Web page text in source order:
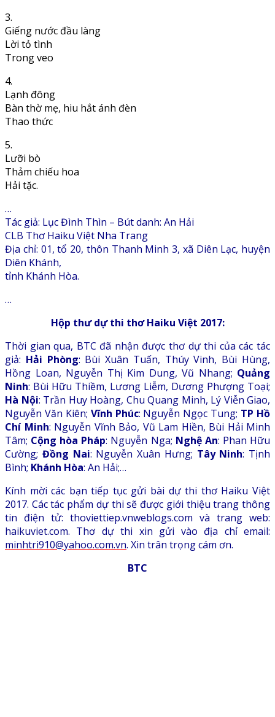
3.
Giếng nước đầu làng
Lời tỏ tình
Trong veo
4.
Lạnh đông
Bàn thờ mẹ, hiu hắt ánh đèn
Thao thức
5.
Lưỡi bò
Thảm chiếu hoa
Hải tặc.
…
Tác giả: Lục Đình Thìn – Bút danh: An Hải
CLB Thơ Haiku Việt Nha Trang
Địa chỉ: 01, tổ 20, thôn Thanh Minh 3, xã Diên Lạc, huyện
Diên Khánh,
tỉnh Khánh Hòa.
…
Hộp thư dự thi thơ Haiku Việt 2017:
Thời gian qua, BTC đã nhận được thơ dự thi của các tác
giả: Hải Phòng: Bùi Xuân Tuấn, Thúy Vinh, Bùi Hùng,
Hồng Loan, Nguyễn Thị Kim Dung, Vũ Nhang; Quảng
Ninh: Bùi Hữu Thiềm, Lương Liễm, Dương Phượng Toại;
Hà Nội: Trần Huy Hoàng, Chu Quang Minh, Lý Viễn Giao,
Nguyễn Văn Kiên; Vĩnh Phúc: Nguyễn Ngọc Tung; TP Hồ
Chí Minh: Nguyễn Vĩnh Bảo, Vũ Lam Hiền, Bùi Hải Minh
Tâm; Cộng hòa Pháp: Nguyễn Nga; Nghệ An: Phan Hữu
Cường; Đồng Nai: Nguyễn Xuân Hưng; Tây Ninh: Tịnh
Bình; Khánh Hòa: An Hải;…
Kính mời các bạn tiếp tục gửi bài dự thi thơ Haiku Việt
2017. Các tác phẩm dự thi sẽ được giới thiệu trang thông
tin điện tử: thoviettiep.vnweblogs.com và trang web:
haikuviet.com. Thơ dự thi xin gửi vào địa chỉ email:
minhtri910@yahoo.com.vn. Xin trân trọng cám ơn.
BTC